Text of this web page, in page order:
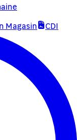
Magasin CDI